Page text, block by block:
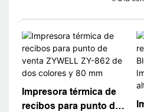
Impresora térmica de
recibos para punto de